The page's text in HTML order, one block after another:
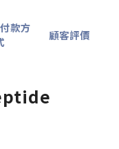
款方
顧客評價